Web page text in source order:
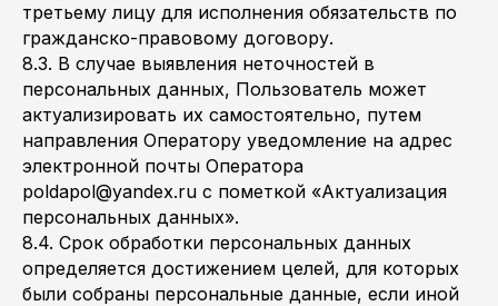
третьему лицу для исполнения обязательств по
гражданско-правовому договору.
8.3. В случае выявления неточностей в
персональных данных, Пользователь может
актуализировать их самостоятельно, путем
направления Оператору уведомление на адрес
электронной почты Оператора
poldapol@yandex.ru с пометкой «Актуализация
персональных данных».
8.4. Срок обработки персональных данных
определяется достижением целей, для которых
были собраны персональные данные, если иной